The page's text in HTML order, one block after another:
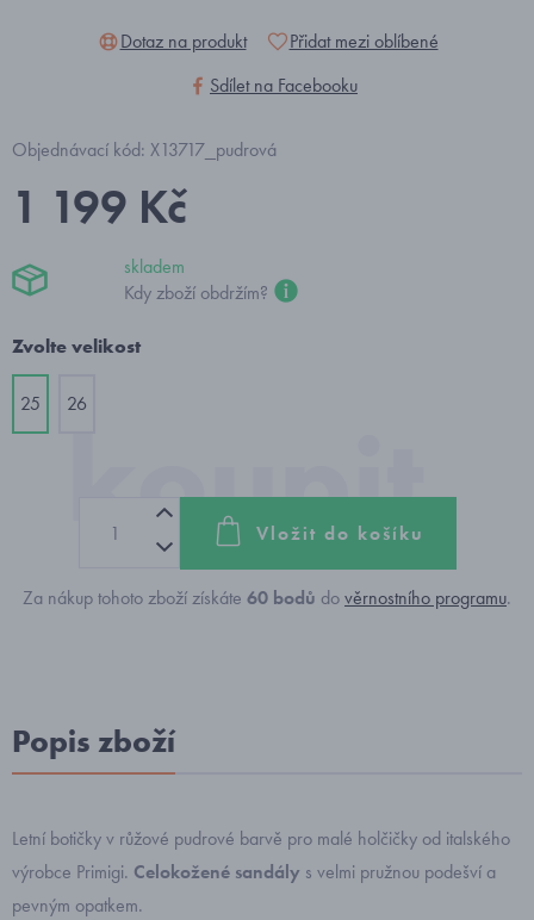
Dotaz na produkt
Přidat mezi oblíbené
Sdílet na Facebooku
Objednávací kód: X13717_pudrová
1 199 Kč
skladem
Kdy zboží obdržím?
Zvolte velikost
25 26
Vložit do košíku
Za nákup tohoto zboží získáte 60 bodů dověrnostního programu.
Popis zboží
Letní botičky v růžové pudrové barvě pro malé holčičky od italského
výrobce Primigi. Celokožené sandály s velmi pružnou podešví a
pevným opatkem.